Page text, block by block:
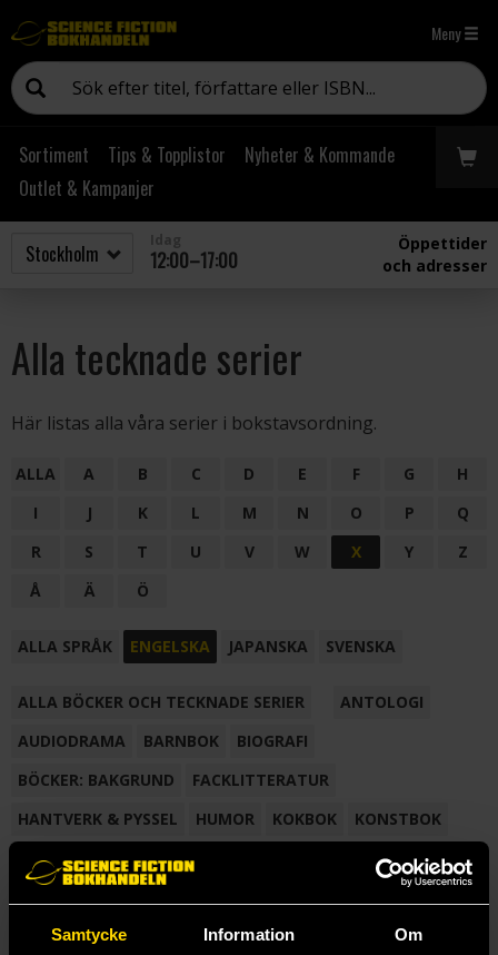
Samtycke Information Om
Meny
Sortiment Tips & Topplistor
Nyheter & Kommande
Outlet & Kampanjer
12:00–17:00
Öppettider
och adresser
Alla tecknade serier
Här listas alla våra serier i bokstavsordning.
ALLA A B C D E F G
H
I
J K L M N O P
Q
R
S T U V W X Y
Z
Å
Ä Ö
ALLA SPRÅK ENGELSKA JAPANSKA SVENSKA
ALLA BÖCKER OCH TECKNADE SERIER
ANTOLOGI
AUDIODRAMA
BARNBOK
BIOGRAFI
BÖCKER: BAKGRUND
FACKLITTERATUR
HANTVERK & PYSSEL
HUMOR KOKBOK
KONSTBOK
KORTROMAN
LÄROBOK
NOVELL
SAMLINGSVOLYM
TECKNA & MÅLA TECKNAD SERIE